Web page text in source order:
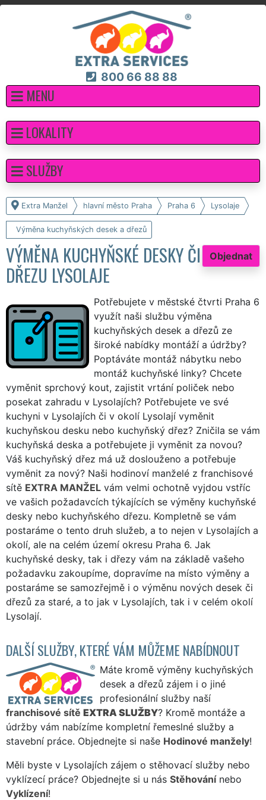
800 66 88 88
MENU
Extra Manžel hlavní město Praha Praha 6 Lysolaje
Výměna kuchyňských desek a dřezů
Objednat
VÝMĚNA KUCHYŇSKÉ DESKY ČI
DŘEZU LYSOLAJE
Potřebujete v městské čtvrti Praha 6
využít naši službu výměna
kuchyňských desek a dřezů ze
široké nabídky montáží a údržby?
Poptáváte montáž nábytku nebo
montáž kuchyňské linky? Chcete
vyměnit sprchový kout, zajistit vrtání poliček nebo
posekat zahradu v Lysolajích? Potřebujete ve své
kuchyni v Lysolajích či v okolí Lysolají vyměnit
kuchyňskou desku nebo kuchyňský dřez? Zničila se vám
kuchyňská deska a potřebujete ji vyměnit za novou?
Váš kuchyňský dřez má už doslouženo a potřebuje
vyměnit za nový? Naši hodinoví manželé z franchisové
sítě EXTRA MANŽEL vám velmi ochotně vyjdou vstříc
ve vašich požadavcích týkajících se výměny kuchyňské
desky nebo kuchyňského dřezu. Kompletně se vám
postaráme o tento druh služeb, a to nejen v Lysolajích a
okolí, ale na celém území okresu Praha 6. Jak
kuchyňské desky, tak i dřezy vám na základě vašeho
požadavku zakoupíme, dopravíme na místo výměny a
postaráme se samozřejmě i o výměnu nových desek či
dřezů za staré, a to jak v Lysolajích, tak i v celém okolí
Lysolají.
DALŠÍ SLUŽBY, KTERÉ VÁM MŮŽEME NABÍDNOUT
Máte kromě výměny kuchyňských
desek a dřezů zájem i o jiné
profesionální služby naší
franchisové sítě EXTRA SLUŽBY? Kromě montáže a
údržby vám nabízíme kompletní řemeslné služby a
stavební práce. Objednejte si naše Hodinové manžely!
Měli byste v Lysolajích zájem o stěhovací služby nebo
vyklízecí práce? Objednejte si u nás Stěhovánínebo
Vyklízení!
LOKALITY
SLUŽBY